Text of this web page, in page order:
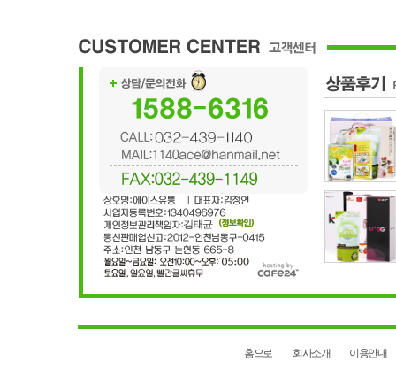
홈으로 회사소개 이용안내